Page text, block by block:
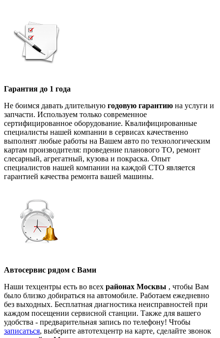
Гарантия до 1 года
Не боимся давать длительную годовую гарантию на услуги и
запчасти. Используем только современное
сертифицированное оборудование. Квалифицированные
специалисты нашей компании в сервисах качественно
выполнят любые работы на Вашем авто по технологическим
картам производителя: проведение планового ТО, ремонт
слесарный, агрегатный, кузова и покраска. Опыт
специалистов нашей компании на каждой СТО является
гарантией качества ремонта вашей машины.
Автосервис рядом с Вами
Наши техцентры есть во всех районах Москвы , чтобы Вам
было близко добираться на автомобиле. Работаем ежедневно
без выходных. Бесплатная диагностика неисправностей при
каждом посещении сервисной станции. Также для вашего
удобства - предварительная запись по телефону! Чтобы
записаться, выберите автотехцентр на карте, сделайте звонок